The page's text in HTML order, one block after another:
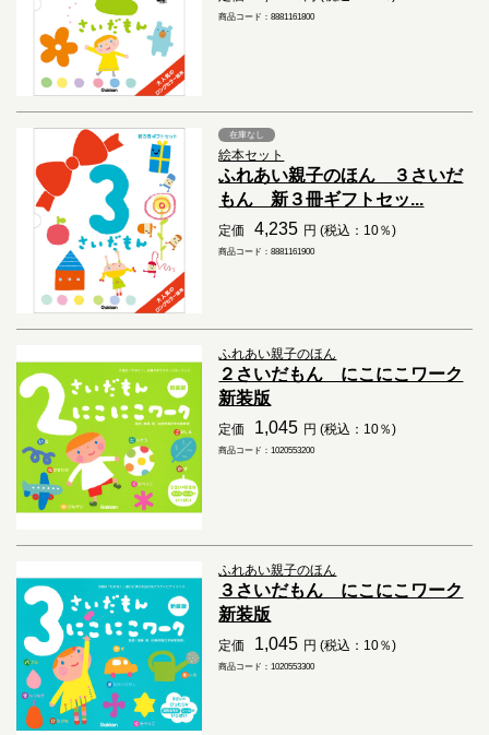
商品コード：8881161800
在庫なし
絵本セット
ふれあい親子のほん ３さいだ
もん 新３冊ギフトセッ...
定価 4,235 円 (税込：10％)
商品コード：8881161900
ふれあい親子のほん
２さいだもん にこにこワーク
新装版
定価 1,045 円 (税込：10％)
商品コード：1020553200
ふれあい親子のほん
３さいだもん にこにこワーク
新装版
定価 1,045 円 (税込：10％)
商品コード：1020553300